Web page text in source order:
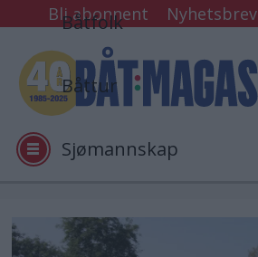
Bli abonnent Nyhetsbrev
Båtfolk
Båttur
Sjømannskap
Tester